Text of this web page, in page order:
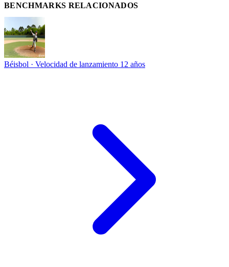
BENCHMARKS RELACIONADOS
Béisbol · Velocidad de lanzamiento 12 años